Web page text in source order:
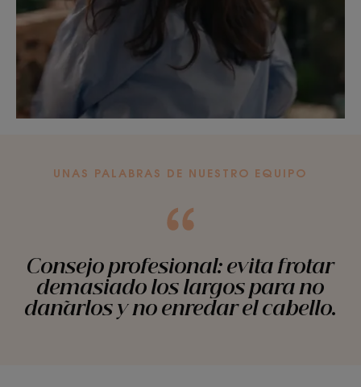
UNAS PALABRAS DE NUESTRO EQUIPO
Consejo profesional: evita frotar
demasiado los largos para no
dañarlos y no enredar el cabello.